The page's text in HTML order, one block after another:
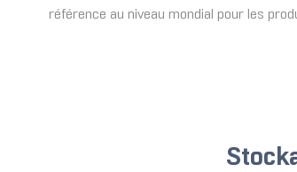
référence au niveau mondial pour les